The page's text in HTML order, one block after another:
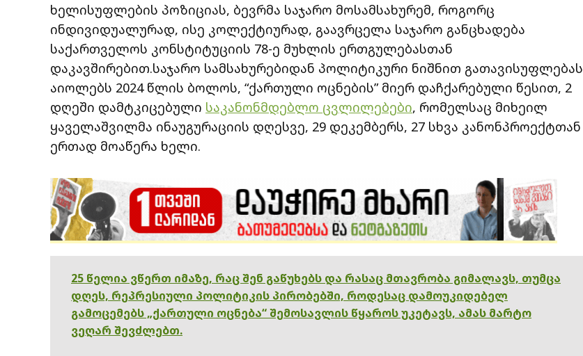
ხელისუფლების პოზიციას, ბევრმა საჯარო მოსამსახურემ, როგორც
ინდივიდუალურად, ისე კოლექტიურად, გაავრცელა საჯარო განცხადება
საქართველოს კონსტიტუციის 78-ე მუხლის ერთგულებასთან
დაკავშირებით.საჯარო სამსახურებიდან პოლიტიკური ნიშნით გათავისუფლებას
აიოლებს 2024 წლის ბოლოს, “ქართული ოცნების” მიერ დაჩქარებული წესით, 2
დღეში დამტკიცებული საკანონმდებლო ცვლილებები, რომელსაც მიხეილ
ყაველაშვილმა ინაუგურაციის დღესვე, 29 დეკემბერს, 27 სხვა კანონპროექტთან
ერთად მოაწერა ხელი.
25 წელია ვწერთ იმაზე, რაც შენ გაწუხებს და რასაც მთავრობა გიმალავს, თუმცა
დღეს, რეპრესიული პოლიტიკის პირობებში, როდესაც დამოუკიდებელ
გამოცემებს „ქართული ოცნება“ შემოსავლის წყაროს უკეტავს, ამას მარტო
ვეღარ შევძლებთ.